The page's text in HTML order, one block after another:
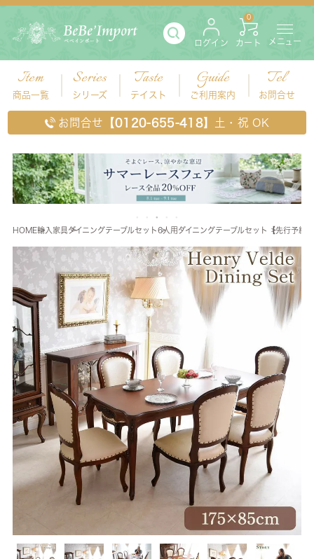
ログイン カート
0
メニュー
Item
商品一覧
Series
シリーズ
Taste
テイスト
Guide
ご利用案内
Tel
お問合せ
お問合せ 【0120-655-418】 土・祝 OK
HOME輸入家具 ダイニングテーブルセット6人用ダイニングテーブルセット 【先行予約